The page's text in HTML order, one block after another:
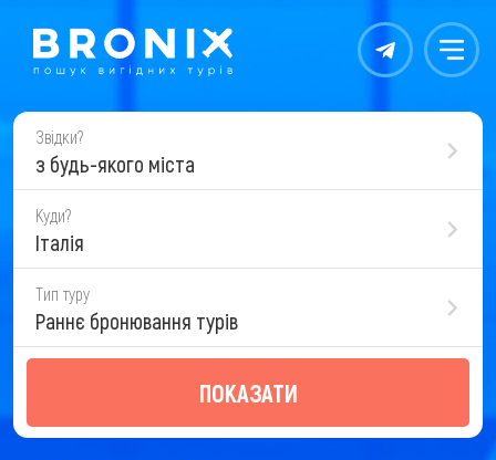
Контакты Меню
Звідки?
з будь-якого міста
Куди?
Італія
Тип туру
Раннє бронювання турів
ПОКАЗАТИ